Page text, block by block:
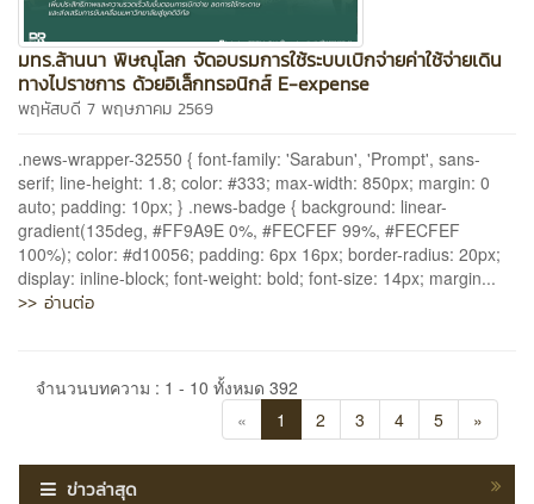
มทร.ล้านนา พิษณุโลก จัดอบรมการใช้ระบบเบิกจ่ายค่าใช้จ่ายเดิน
ทางไปราชการ ด้วยอิเล็กทรอนิกส์ E-expense
พฤหัสบดี 7 พฤษภาคม 2569
.news-wrapper-32550 { font-family: 'Sarabun', 'Prompt', sans-
serif; line-height: 1.8; color: #333; max-width: 850px; margin: 0
auto; padding: 10px; } .news-badge { background: linear-
gradient(135deg, #FF9A9E 0%, #FECFEF 99%, #FECFEF
100%); color: #d10056; padding: 6px 16px; border-radius: 20px;
display: inline-block; font-weight: bold; font-size: 14px; margin...
>> อ่านต่อ
จำนวนบทความ : 1 - 10 ทั้งหมด 392
«
1 2 3 4 5 »
ข่าวล่าสุด